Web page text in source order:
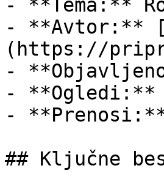
- **Tema:**
- **Avtor:**
(https://
-
- **Ogledi:**
-
## Ključne